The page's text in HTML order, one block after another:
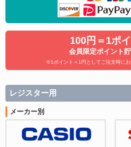
100円＝1ポ
会員限定ポイント貯
※1ポイント＝1円としてご注文時にお
レジスター用
メーカー別